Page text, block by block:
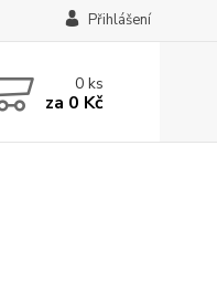
Přihlášení
0ks
za 0 Kč